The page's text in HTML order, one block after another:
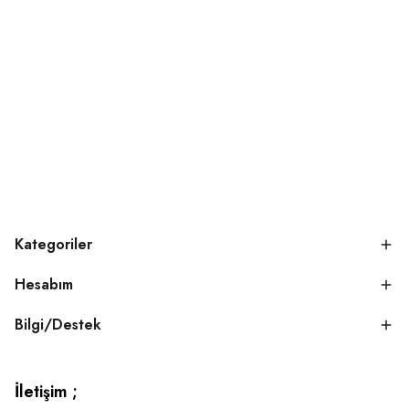
Kategoriler
Hesabım
Bilgi/Destek
İletişim ;